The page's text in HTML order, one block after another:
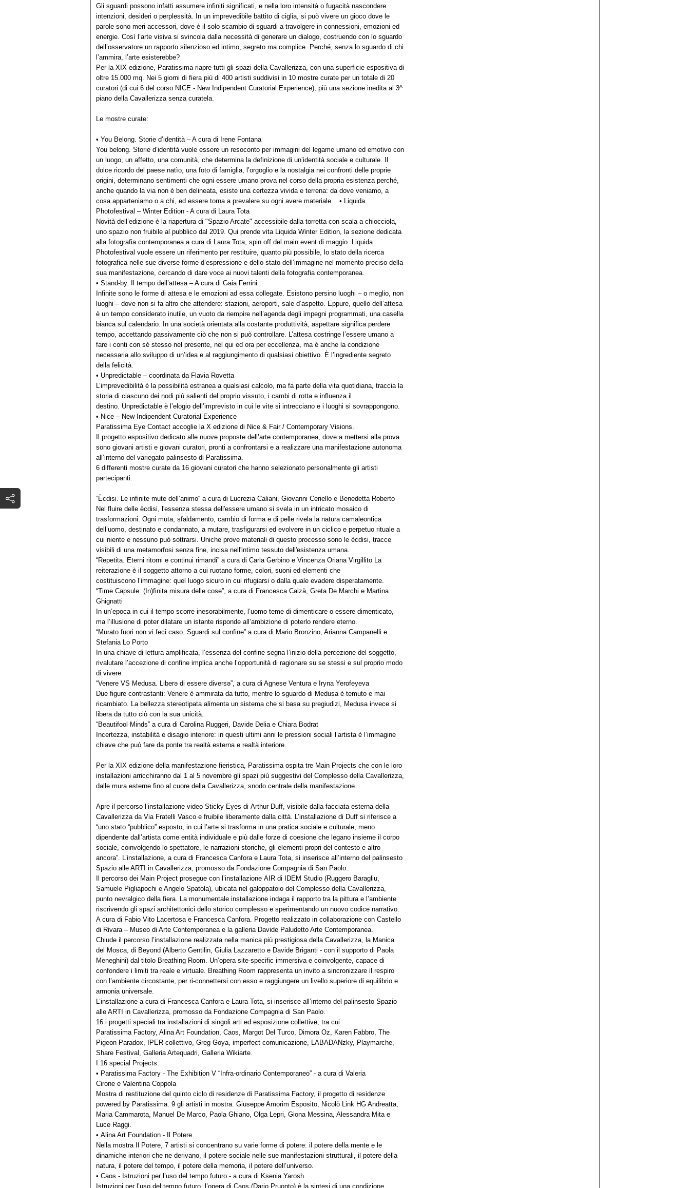
Gli sguardi possono infatti assumere infiniti significati, e nella loro intensità o fugacità nascondere
intenzioni, desideri o perplessità. In un imprevedibile battito di ciglia, si può vivere un gioco dove le
parole sono meri accessori, dove è il solo scambio di sguardi a travolgere in connessioni, emozioni ed
energie. Così l’arte visiva si svincola dalla necessità di generare un dialogo, costruendo con lo sguardo
dell’osservatore un rapporto silenzioso ed intimo, segreto ma complice. Perché, senza lo sguardo di chi
l’ammira, l’arte esisterebbe?
Per la XIX edizione, Paratissima riapre tutti gli spazi della Cavallerizza, con una superficie espositiva di
oltre 15.000 mq. Nei 5 giorni di fiera più di 400 artisti suddivisi in 10 mostre curate per un totale di 20
curatori (di cui 6 del corso NICE - New Indipendent Curatorial Experience), più una sezione inedita al 3^
piano della Cavallerizza senza curatela.
Le mostre curate:
• You Belong. Storie d’identità – A cura di Irene Fontana
You belong. Storie d’identità vuole essere un resoconto per immagini del legame umano ed emotivo con
un luogo, un affetto, una comunità, che determina la definizione di un’identità sociale e culturale. Il
dolce ricordo del paese natìo, una foto di famiglia, l’orgoglio e la nostalgia nei confronti delle proprie
origini, determinano sentimenti che ogni essere umano prova nel corso della propria esistenza perché,
anche quando la via non è ben delineata, esiste una certezza vivida e terrena: da dove veniamo, a
cosa apparteniamo o a chi, ed essere torna a prevalere su ogni avere materiale. • Liquida
Photofestival – Winter Edition - A cura di Laura Tota
Novità dell’edizione è la riapertura di "Spazio Arcate" accessibile dalla torretta con scala a chiocciola,
uno spazio non fruibile al pubblico dal 2019. Qui prende vita Liquida Winter Edition, la sezione dedicata
alla fotografia contemporanea a cura di Laura Tota, spin off del main event di maggio. Liquida
Photofestival vuole essere un riferimento per restituire, quanto più possibile, lo stato della ricerca
fotografica nelle sue diverse forme d’espressione e dello stato dell’immagine nel momento preciso della
sua manifestazione, cercando di dare voce ai nuovi talenti della fotografia contemporanea.
• Stand-by. Il tempo dell’attesa – A cura di Gaia Ferrini
Infinite sono le forme di attesa e le emozioni ad essa collegate. Esistono persino luoghi – o meglio, non
luoghi – dove non si fa altro che attendere: stazioni, aeroporti, sale d’aspetto. Eppure, quello dell’attesa
è un tempo considerato inutile, un vuoto da riempire nell’agenda degli impegni programmati, una casella
bianca sul calendario. In una società orientata alla costante produttività, aspettare significa perdere
tempo, accettando passivamente ciò che non si può controllare. L’attesa costringe l’essere umano a
fare i conti con sé stesso nel presente, nel qui ed ora per eccellenza, ma è anche la condizione
necessaria allo sviluppo di un’idea e al raggiungimento di qualsiasi obiettivo. È l’ingrediente segreto
della felicità.
• Unpredictable – coordinata da Flavia Rovetta
L’imprevedibilità è la possibilità estranea a qualsiasi calcolo, ma fa parte della vita quotidiana, traccia la
storia di ciascuno dei nodi più salienti del proprio vissuto, i cambi di rotta e influenza il
destino. Unpredictable è l’elogio dell’imprevisto in cui le vite si intrecciano e i luoghi si sovrappongono.
• Nice – New Indipendent Curatorial Experience
Paratissima Eye Contact accoglie la X edizione di Nice & Fair / Contemporary Visions.
Il progetto espositivo dedicato alle nuove proposte dell’arte contemporanea, dove a mettersi alla prova
sono giovani artisti e giovani curatori, pronti a confrontarsi e a realizzare una manifestazione autonoma
all’interno del variegato palinsesto di Paratissima.
6 differenti mostre curate da 16 giovani curatori che hanno selezionato personalmente gli artisti
partecipanti:
“Ècdisi. Le infinite mute dell’animo“ a cura di Lucrezia Caliani, Giovanni Ceriello e Benedetta Roberto
Nel fluire delle ècdisi, l'essenza stessa dell'essere umano si svela in un intricato mosaico di
trasformazioni. Ogni muta, sfaldamento, cambio di forma e di pelle rivela la natura camaleontica
dell’uomo, destinato e condannato, a mutare, trasfigurarsi ed evolvere in un ciclico e perpetuo rituale a
cui niente e nessuno può sottrarsi. Uniche prove materiali di questo processo sono le ècdisi, tracce
visibili di una metamorfosi senza fine, incisa nell'intimo tessuto dell'esistenza umana.
“Repetita. Eterni ritorni e continui rimandi” a cura di Carla Gerbino e Vincenza Oriana Virgillito La
reiterazione è il soggetto attorno a cui ruotano forme, colori, suoni ed elementi che
costituiscono l’immagine: quel luogo sicuro in cui rifugiarsi o dalla quale evadere disperatamente.
“Time Capsule. (In)finita misura delle cose”, a cura di Francesca Calzà, Greta De Marchi e Martina
Ghignatti
In un’epoca in cui il tempo scorre inesorabilmente, l’uomo teme di dimenticare o essere dimenticato,
ma l’illusione di poter dilatare un istante risponde all’ambizione di poterlo rendere eterno.
“Murato fuori non vi feci caso. Sguardi sul confine” a cura di Mario Bronzino, Arianna Campanelli e
Stefania Lo Porto
In una chiave di lettura amplificata, l’essenza del confine segna l’inizio della percezione del soggetto,
rivalutare l’accezione di confine implica anche l’opportunità di ragionare su se stessi e sul proprio modo
di vivere.
“Venere VS Medusa. Liberə di essere diversə”, a cura di Agnese Ventura e Iryna Yerofeyeva
Due figure contrastanti: Venere è ammirata da tutto, mentre lo sguardo di Medusa è temuto e mai
ricambiato. La bellezza stereotipata alimenta un sistema che si basa su pregiudizi, Medusa invece si
libera da tutto ciò con la sua unicità.
“Beautifool Minds” a cura di Carolina Ruggeri, Davide Delia e Chiara Bodrat
Incertezza, instabilità e disagio interiore: in questi ultimi anni le pressioni sociali l’artista è l’immagine
chiave che può fare da ponte tra realtà esterna e realtà interiore.
Per la XIX edizione della manifestazione fieristica, Paratissima ospita tre Main Projects che con le loro
installazioni arricchiranno dal 1 al 5 novembre gli spazi più suggestivi del Complesso della Cavallerizza,
dalle mura esterne fino al cuore della Cavallerizza, snodo centrale della manifestazione.
Apre il percorso l’installazione video Sticky Eyes di Arthur Duff, visibile dalla facciata esterna della
Cavallerizza da Via Fratelli Vasco e fruibile liberamente dalla città. L’installazione di Duff si riferisce a
“uno stato “pubblico” esposto, in cui l’arte si trasforma in una pratica sociale e culturale, meno
dipendente dall’artista come entità individuale e più dalle forze di coesione che legano insieme il corpo
sociale, coinvolgendo lo spettatore, le narrazioni storiche, gli elementi propri del contesto e altro
ancora”. L’installazione, a cura di Francesca Canfora e Laura Tota, si inserisce all’interno del palinsesto
Spazio alle ARTI in Cavallerizza, promosso da Fondazione Compagnia di San Paolo.
Il percorso dei Main Project prosegue con l’installazione AIR di IDEM Studio (Ruggero Baragliu,
Samuele Pigliapochi e Angelo Spatola), ubicata nel galoppatoio del Complesso della Cavallerizza,
punto nevralgico della fiera. La monumentale installazione indaga il rapporto tra la pittura e l’ambiente
riscrivendo gli spazi architettonici dello storico complesso e sperimentando un nuovo codice narrativo.
A cura di Fabio Vito Lacertosa e Francesca Canfora. Progetto realizzato in collaborazione con Castello
di Rivara – Museo di Arte Contemporanea e la galleria Davide Paludetto Arte Contemporanea.
Chiude il percorso l’installazione realizzata nella manica più prestigiosa della Cavallerizza, la Manica
del Mosca, di Beyond (Alberto Gentilin, Giulia Lazzaretto e Davide Briganti - con il supporto di Paola
Meneghini) dal titolo Breathing Room. Un’opera site-specific immersiva e coinvolgente, capace di
confondere i limiti tra reale e virtuale. Breathing Room rappresenta un invito a sincronizzare il respiro
con l’ambiente circostante, per ri-connettersi con esso e raggiungere un livello superiore di equilibrio e
armonia universale.
L’installazione a cura di Francesca Canfora e Laura Tota, si inserisce all’interno del palinsesto Spazio
alle ARTI in Cavallerizza, promosso da Fondazione Compagnia di San Paolo.
16 i progetti speciali tra installazioni di singoli arti ed esposizione collettive, tra cui
Paratissima Factory, Alina Art Foundation, Caos, Margot Del Turco, Dimora Oz, Karen Fabbro, The
Pigeon Paradox, IPER-collettivo, Greg Goya, imperfect comunicazione, LABADANzky, Playmarche,
Share Festival, Galleria Artequadri, Galleria Wikiarte.
I 16 special Projects:
• Paratissima Factory - The Exhibition V “Infra-ordinario Contemporaneo” - a cura di Valeria
Cirone e Valentina Coppola
Mostra di restituzione del quinto ciclo di residenze di Paratissima Factory, il progetto di residenze
powered by Paratissima. 9 gli artisti in mostra. Giuseppe Amorim Esposito, Nicolò Link HG Andreatta,
Maria Cammarota, Manuel De Marco, Paola Ghiano, Olga Lepri, Giona Messina, Alessandra Mita e
Luce Raggi.
• Alina Art Foundation - Il Potere
Nella mostra Il Potere, 7 artisti si concentrano su varie forme di potere: il potere della mente e le
dinamiche interiori che ne derivano, il potere sociale nelle sue manifestazioni strutturali, il potere della
natura, il potere del tempo, il potere della memoria, il potere dell’universo.
• Caos - Istruzioni per l’uso del tempo futuro - a cura di Ksenia Yarosh
Istruzioni per l’uso del tempo futuro, l’opera di Caos (Dario Pruonto) è la sintesi di una condizione